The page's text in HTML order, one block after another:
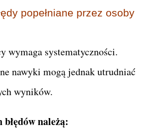
popełniane przez osoby
wymaga systematyczności.
nawyki mogą jednak utrudniać
wyników.
błędów należą: